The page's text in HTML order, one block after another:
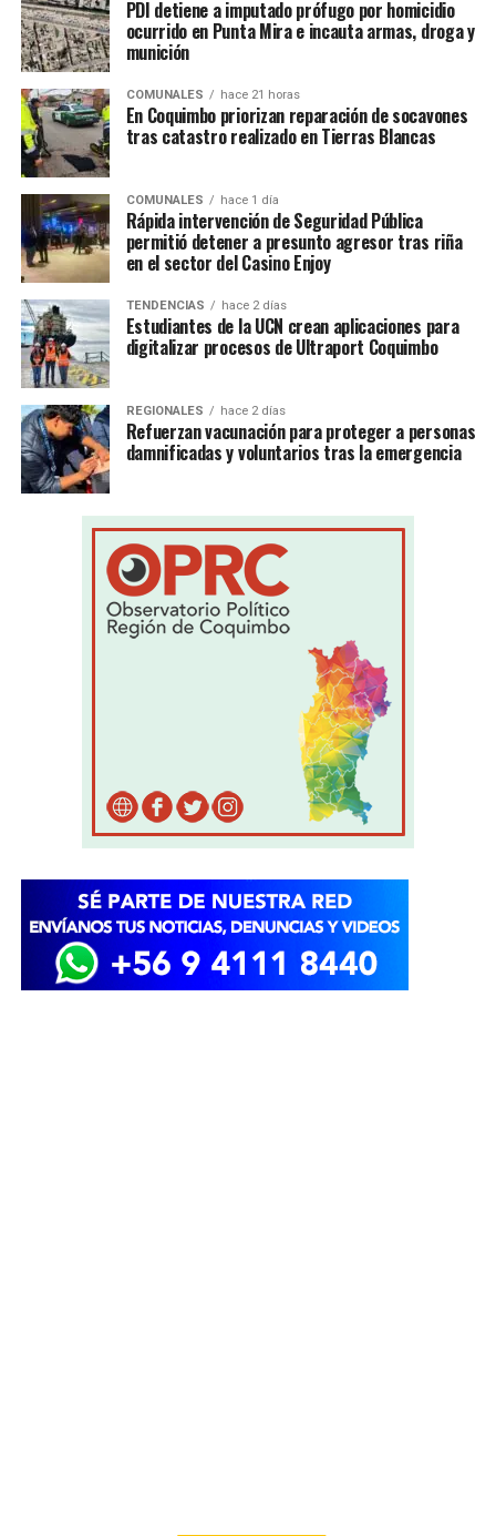
PDI detiene a imputado prófugo por homicidio
ocurrido en Punta Mira e incauta armas, droga y
munición
COMUNALES hace 21 horas
En Coquimbo priorizan reparación de socavones
tras catastro realizado en Tierras Blancas
COMUNALES hace 1 día
Rápida intervención de Seguridad Pública
permitió detener a presunto agresor tras riña
en el sector del Casino Enjoy
TENDENCIAS hace 2 días
Estudiantes de la UCN crean aplicaciones para
digitalizar procesos de Ultraport Coquimbo
REGIONALES hace 2 días
Refuerzan vacunación para proteger a personas
damnificadas y voluntarios tras la emergencia